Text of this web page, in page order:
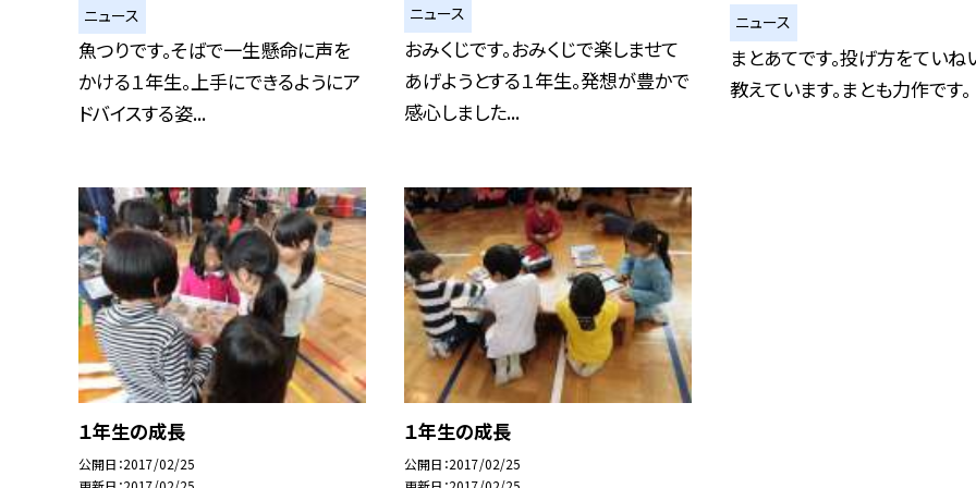
ニュース
魚つりです。そばで一生懸命に声を
かける１年生。上手にできるようにア
ドバイスする姿...
ニュース
おみくじです。おみくじで楽しませて
あげようとする１年生。発想が豊かで
感心しました...
ニュース
まとあてです。投げ方をていね
教えています。まとも力作です。
１年生の成長
公開日 2017/02/25
１年生の成長
公開日 2017/02/25